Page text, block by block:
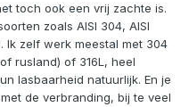
toch ook een vrij zachte is.
zoals AISI 304, AISI
Ik zelf werk meestal met 304
rusland) of 316L, heel
lasbaarheid natuurlijk. En je
de verbranding, bij te veel